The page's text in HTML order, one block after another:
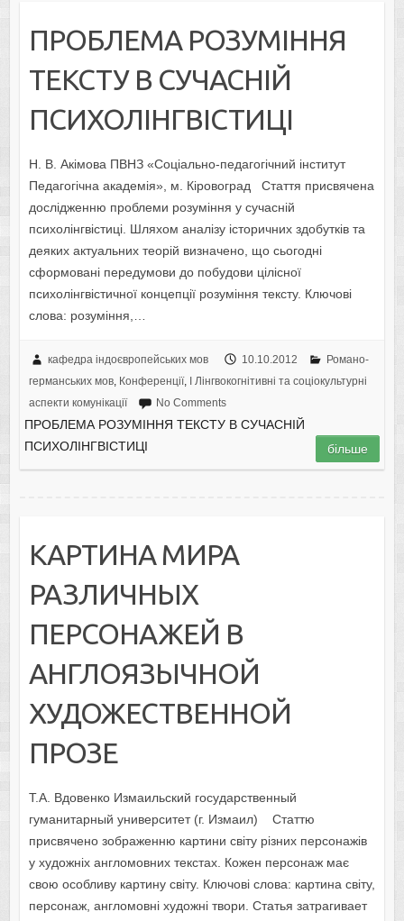
ПРОБЛЕМА РОЗУМІННЯ
ТЕКСТУ В СУЧАСНІЙ
ПСИХОЛІНГВІСТИЦІ
Н. В. Акімова ПВНЗ «Соціально-педагогічний інститут
Педагогічна академія», м. Кіровоград Стаття присвячена
дослідженню проблеми розуміння у сучасній
психолінгвістиці. Шляхом аналізу історичних здобутків та
деяких актуальних теорій визначено, що сьогодні
сформовані передумови до побудови цілісної
психолінгвістичної концепції розуміння тексту. Ключові
слова: розуміння,…
кафедра індоєвропейських мов 10.10.2012
Романо-
германських мов, Конференції, I Лінгвокогнітивні та соціокультурні
аспекти комунікації
No Comments
ПРОБЛЕМА РОЗУМІННЯ ТЕКСТУ В СУЧАСНІЙ
ПСИХОЛІНГВІСТИЦІ
більше
КАРТИНА МИРА
РАЗЛИЧНЫХ
ПЕРСОНАЖЕЙ В
АНГЛОЯЗЫЧНОЙ
ХУДОЖЕСТВЕННОЙ
ПРОЗЕ
Т.А. Вдовенко Измаильский государственный
гуманитарный университет (г. Измаил) Статтю
присвячено зображенню картини світу різних персонажів
у художніх англомовних текстах. Кожен персонаж має
свою особливу картину світу. Ключові слова: картина світу,
персонаж, англомовні художні твори. Статья затрагивает